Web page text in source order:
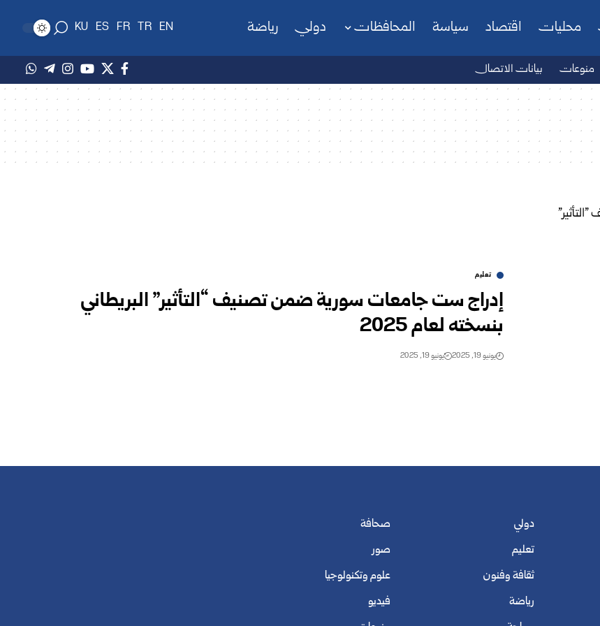
محليات اقتصاد سياسة المحافظات دولي رياضة EN
TR
FR
ES
KU
منوعات بيانات الاتصال
تعليم
إدراج ست جامعات سورية ضمن تصنيف “التأثير” البريطاني
بنسخته لعام 2025
يونيو 19, 2025 يونيو 19, 2025
دولي
تعليم
ثقافة وفنون
رياضة
صحافة
صور
علوم وتكنولوجيا
فيديو